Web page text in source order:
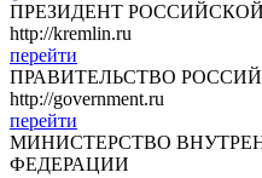
ПРЕЗИДЕНТ
http://kremlin.ru
перейти
ПРАВИТЕЛЬСТВО
http://government.ru
перейти
МИНИСТЕРСТВО
ФЕДЕРАЦИИ